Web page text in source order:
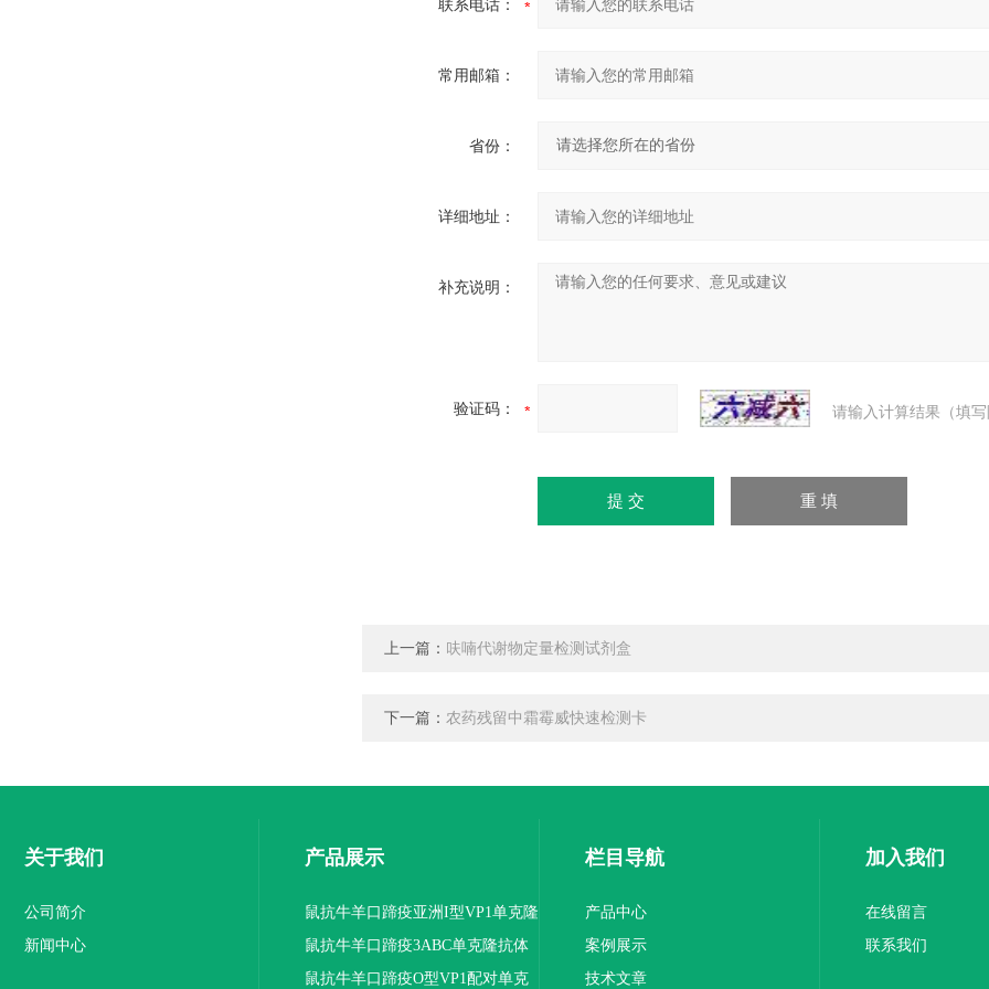
联系电话：
常用邮箱：
省份：
详细地址：
补充说明：
验证码： 请输入计算结果（填
上一篇： 呋喃代谢物定量检测试剂盒
下一篇： 农药残留中霜霉威快速检测卡
关于我们
公司简介
新闻中心
产品展示
鼠抗牛羊口蹄疫亚洲I型VP1单克隆
抗体
鼠抗牛羊口蹄疫3ABC单克隆抗体
鼠抗牛羊口蹄疫O型VP1配对单克
栏目导航
产品中心
案例展示
技术文章
加入我们
在线留言
联系我们